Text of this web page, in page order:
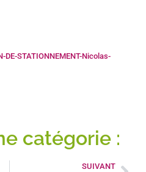
DE-STATIONNEMENT-Nicolas-
catégorie :
SUIVANT